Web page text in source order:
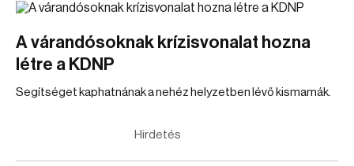
A várandósoknak krízisvonalat hozna
létre a KDNP
Segítséget kaphatnának a nehéz helyzetben lévő kismamák.
Hirdetés